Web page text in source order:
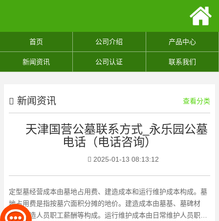
首页 公司介绍 产品中心
新闻资讯 公司认证 联系我们
新闻资讯 查看分类
天津国营公墓联系方式_永乐园公墓
电话（电话咨询）
2025-01-13 08:13:12
定型墓经营成本由墓地占用费、建造成本和运行维护成本构成。墓
地占用费是指按墓穴面积分摊的地价。建造成本由墓基、墓碑材
料、建造人员职工薪酬等构成。运行维护成本由日常维护人员职工